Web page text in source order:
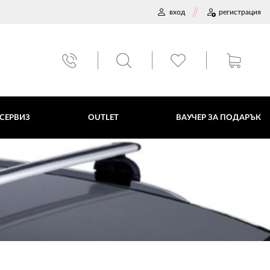
вход регистрация
OUTLET ВАУЧЕР ЗА ПОДАРЪК